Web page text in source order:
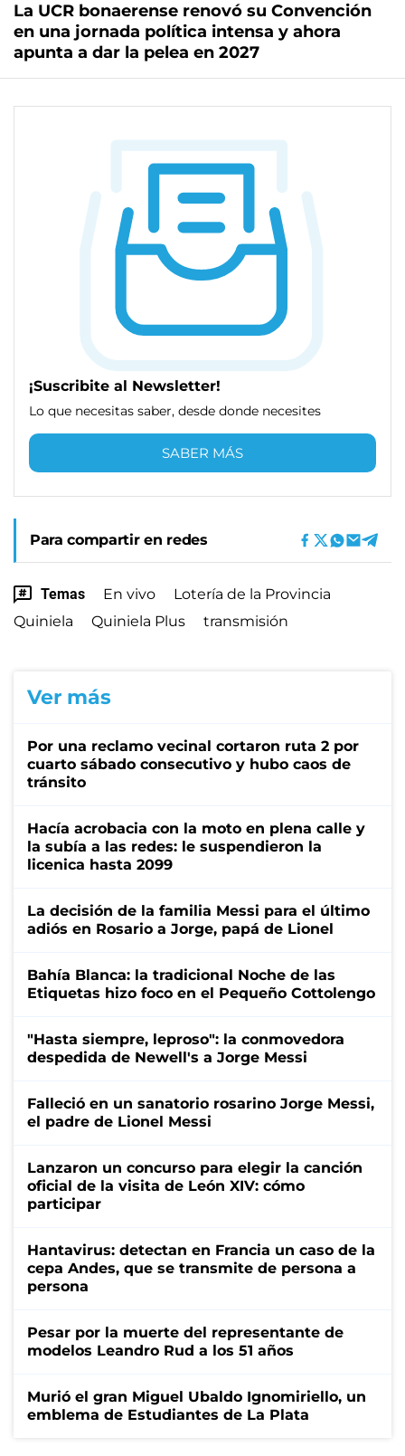
La UCR bonaerense renovó su Convención
en una jornada política intensa y ahora
apunta a dar la pelea en 2027
¡Suscribite al Newsletter!
Lo que necesitas saber, desde donde necesites
SABER MÁS
Para compartir en redes
Temas En vivo
Lotería de la Provincia
Quiniela
Quiniela Plus transmisión
Ver más
Por una reclamo vecinal cortaron ruta 2 por
cuarto sábado consecutivo y hubo caos de
tránsito
Hacía acrobacia con la moto en plena calle y
la subía a las redes: le suspendieron la
licenica hasta 2099
La decisión de la familia Messi para el último
adiós en Rosario a Jorge, papá de Lionel
Bahía Blanca: la tradicional Noche de las
Etiquetas hizo foco en el Pequeño Cottolengo
"Hasta siempre, leproso": la conmovedora
despedida de Newell's a Jorge Messi
Falleció en un sanatorio rosarino Jorge Messi,
el padre de Lionel Messi
Lanzaron un concurso para elegir la canción
oficial de la visita de León XIV: cómo
participar
Hantavirus: detectan en Francia un caso de la
cepa Andes, que se transmite de persona a
persona
Pesar por la muerte del representante de
modelos Leandro Rud a los 51 años
Murió el gran Miguel Ubaldo Ignomiriello, un
emblema de Estudiantes de La Plata